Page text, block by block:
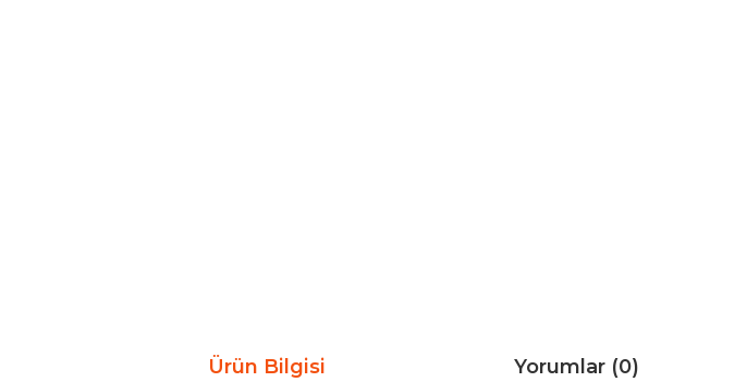
Ürün Bilgisi Yorumlar (0)